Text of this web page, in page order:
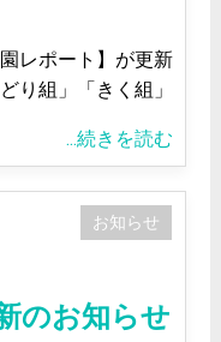
レポート】が更新
り組」「きく組」
...続きを読む
のお知らせ
お知らせ